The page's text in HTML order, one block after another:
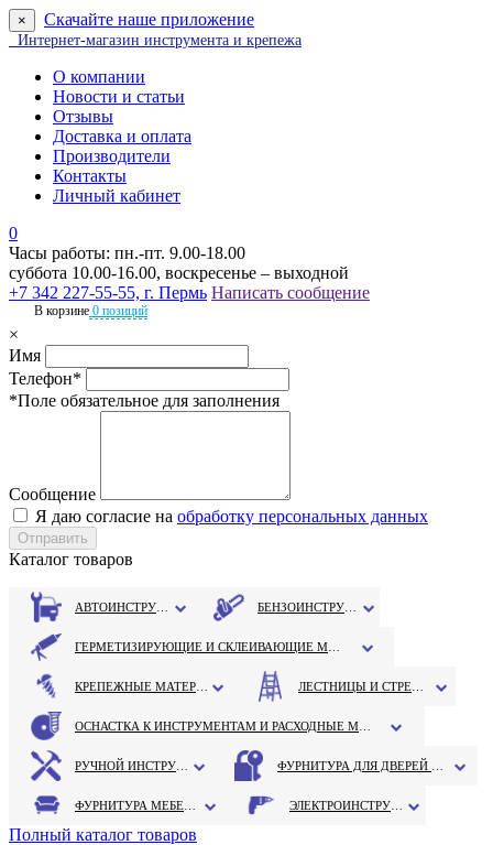
× Скачайте наше приложение
Интернет-магазин инструмента и крепежа
О компании
Новости и статьи
Отзывы
Доставка и оплата
Производители
Контакты
Личный кабинет
0
Часы работы: пн.-пт. 9.00-18.00
суббота 10.00-16.00, воскресенье – выходной
+7 342 227-55-55, г. Пермь Написать сообщение
В корзине 0 позиций
×
Имя
Телефон*
*Поле обязательное для заполнения
Сообщение
Я даю согласие на обработку персональных данных
Каталог товаров
Полный каталог товаров